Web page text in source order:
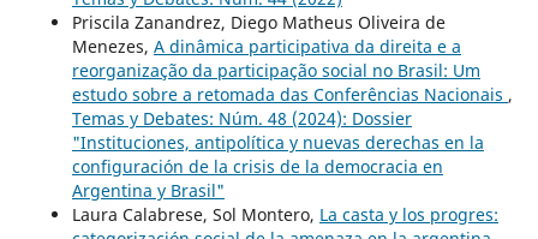
Priscila Zanandrez, Diego Matheus Oliveira de
Menezes, A dinâmica participativa da direita e a
reorganização da participação social no Brasil: Um
estudo sobre a retomada das Conferências Nacionais ,
Temas y Debates: Núm. 48 (2024): Dossier
"Instituciones, antipolítica y nuevas derechas en la
configuración de la crisis de la democracia en
Argentina y Brasil"
Laura Calabrese, Sol Montero, La casta y los progres: